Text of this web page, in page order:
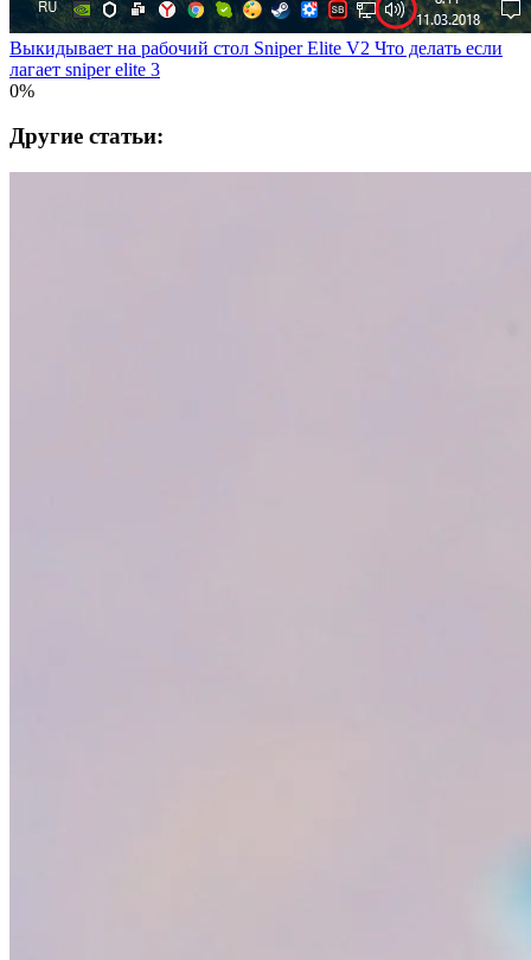
Выкидывает на рабочий стол Sniper Elite V2 Что делать если
лагает sniper elite 3
0%
Другие статьи: